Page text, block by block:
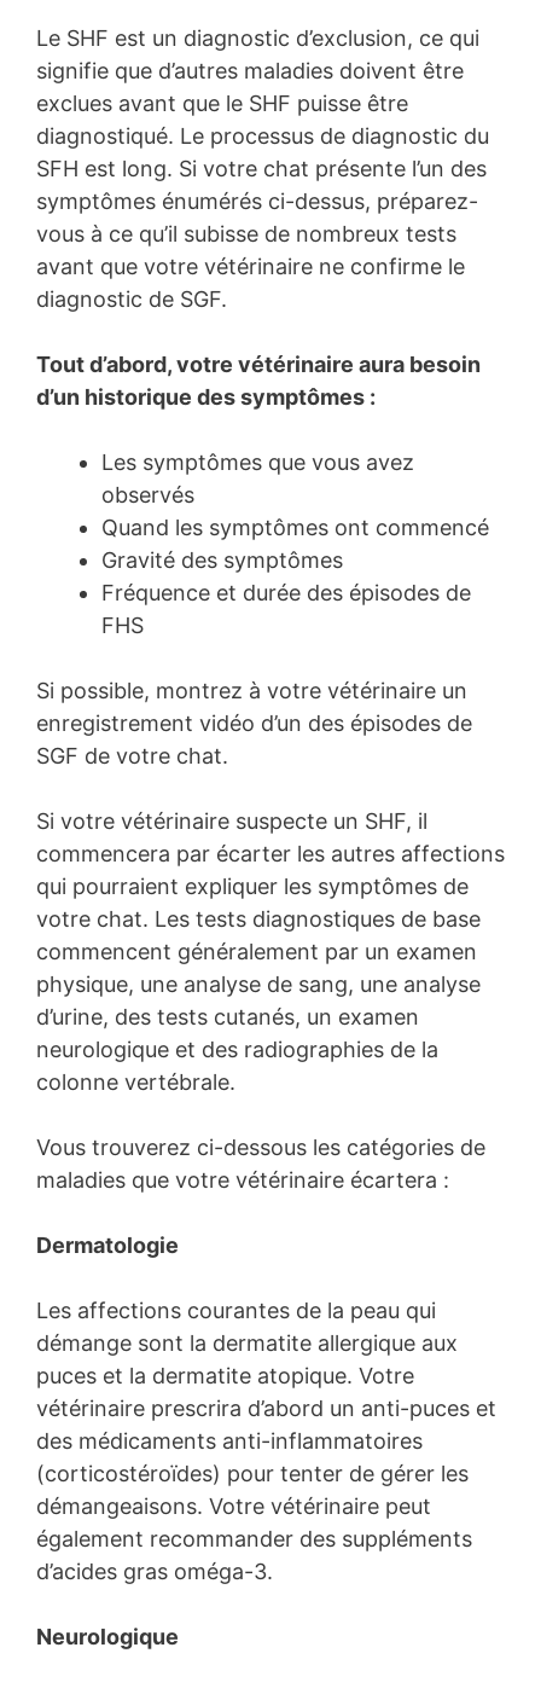
Le SHF est un diagnostic d’exclusion, ce qui
signifie que d’autres maladies doivent être
exclues avant que le SHF puisse être
diagnostiqué. Le processus de diagnostic du
SFH est long. Si votre chat présente l’un des
symptômes énumérés ci-dessus, préparez-
vous à ce qu’il subisse de nombreux tests
avant que votre vétérinaire ne confirme le
diagnostic de SGF.
Tout d’abord, votre vétérinaire aura besoin
d’un historique des symptômes :
Les symptômes que vous avez
observés
Quand les symptômes ont commencé
Gravité des symptômes
Fréquence et durée des épisodes de
FHS
Si possible, montrez à votre vétérinaire un
enregistrement vidéo d’un des épisodes de
SGF de votre chat.
Si votre vétérinaire suspecte un SHF, il
commencera par écarter les autres affections
qui pourraient expliquer les symptômes de
votre chat. Les tests diagnostiques de base
commencent généralement par un examen
physique, une analyse de sang, une analyse
d’urine, des tests cutanés, un examen
neurologique et des radiographies de la
colonne vertébrale.
Vous trouverez ci-dessous les catégories de
maladies que votre vétérinaire écartera :
Dermatologie
Les affections courantes de la peau qui
démange sont la dermatite allergique aux
puces et la dermatite atopique. Votre
vétérinaire prescrira d’abord un anti-puces et
des médicaments anti-inflammatoires
(corticostéroïdes) pour tenter de gérer les
démangeaisons. Votre vétérinaire peut
également recommander des suppléments
d’acides gras oméga-3.
Neurologique